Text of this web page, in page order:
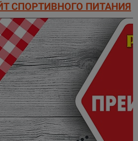
СПОРТИВНОГО ПИТАНИЯ